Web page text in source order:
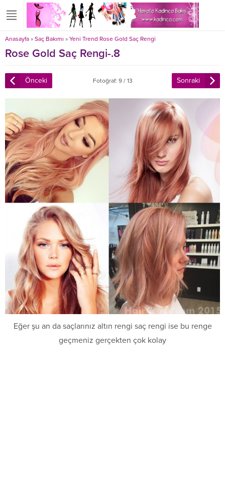
Anasayfa » Saç Bakımı » Yeni Trend Rose Gold Saç Rengi
Rose Gold Saç Rengi-.8
Önceki Fotoğraf: 9 / 13 Sonraki
Eğer şu an da saçlarınız altın rengi saç rengi ise bu renge
geçmeniz gerçekten çok kolay